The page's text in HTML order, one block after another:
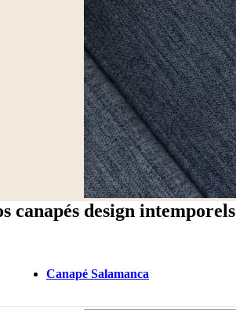
canapés design intemporels
Canapé Salamanca